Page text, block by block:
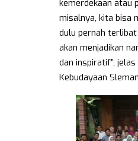
kemerdekaan atau
misalnya, kita bisa
dulu pernah
akan menjadikan
dan inspiratif”,
Kebudayaan